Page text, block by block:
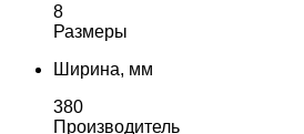
8
Размеры
Ширина, мм
380
Производитель